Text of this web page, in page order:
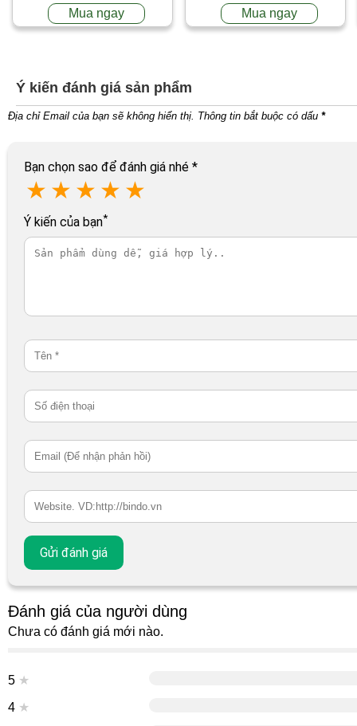
Mua ngay Mua ngay
Ý kiến đánh giá sản phẩm
Địa chỉ Email của bạn sẽ không hiển thị. Thông tin bắt buộc có dấu *
Bạn chọn sao để đánh giá nhé *
★ ★ ★ ★ ★
Ý kiến của bạn*
Đánh giá của người dùng
Chưa có đánh giá mới nào.
5 ★
4 ★